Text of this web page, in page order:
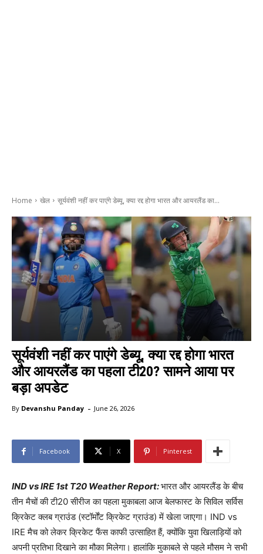
Home खेल सूर्यवंशी नहीं कर पाएंगे डेब्यू, क्या रद्द होगा भारत और आयरलैंड का...
सूर्यवंशी नहीं कर पाएंगे डेब्यू, क्या रद्द होगा भारत
और आयरलैंड का पहला टी20? सामने आया पर
बड़ा अपडेट
By Devanshu Panday - June 26, 2026
Facebook X Pinterest
IND vs IRE 1st T20 Weather Report:भारत और आयरलैंड के बीच
तीन मैचों की टी20 सीरीज का पहला मुकाबला आज बेलफास्ट के सिविल सर्विस
क्रिकेट क्लब ग्राउंड (स्टॉर्मोंट क्रिकेट ग्राउंड) में खेला जाएगा। IND vs
IRE मैच को लेकर क्रिकेट फैंस काफी उत्साहित हैं, क्योंकि युवा खिलाड़ियों को
अपनी प्रतिभा दिखाने का मौका मिलेगा। हालांकि मुकाबले से पहले मौसम ने सभी